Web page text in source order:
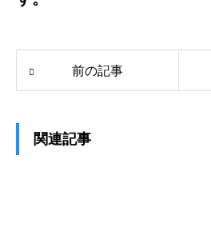
前の記事
関連記事